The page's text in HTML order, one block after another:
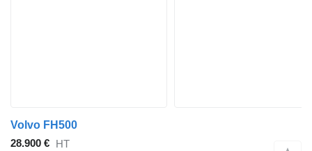
Volvo FH500
28.900 € HT